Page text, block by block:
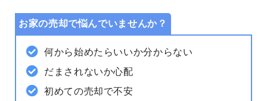
お家の売却で悩んでいませんか？
何から始めたらいいか分からない
だまされないか心配
初めての売却で不安